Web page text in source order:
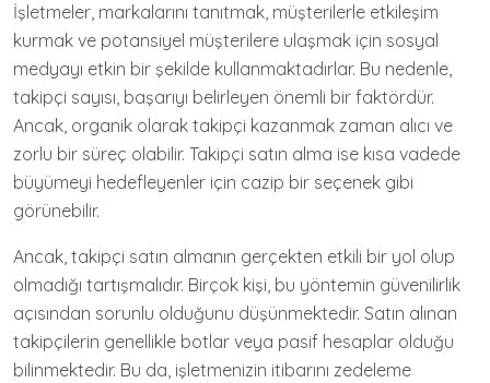
İşletmeler, markalarını tanıtmak, müşterilerle etkileşim
kurmak ve potansiyel müşterilere ulaşmak için sosyal
medyayı etkin bir şekilde kullanmaktadırlar. Bu nedenle,
takipçi sayısı, başarıyı belirleyen önemli bir faktördür.
Ancak, organik olarak takipçi kazanmak zaman alıcı ve
zorlu bir süreç olabilir. Takipçi satın alma ise kısa vadede
büyümeyi hedefleyenler için cazip bir seçenek gibi
görünebilir.
Ancak, takipçi satın almanın gerçekten etkili bir yol olup
olmadığı tartışmalıdır. Birçok kişi, bu yöntemin güvenilirlik
açısından sorunlu olduğunu düşünmektedir. Satın alınan
takipçilerin genellikle botlar veya pasif hesaplar olduğu
bilinmektedir. Bu da, işletmenizin itibarını zedeleme